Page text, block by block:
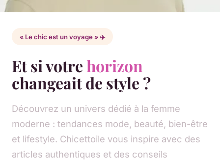
« Le chic est un voyage » ✈️
Et si votrehorizon
changeait de style ?
Découvrez un univers dédié à la femme
moderne : tendances mode, beauté, bien-être
et lifestyle. Chicettoile vous inspire avec des
articles authentiques et des conseils